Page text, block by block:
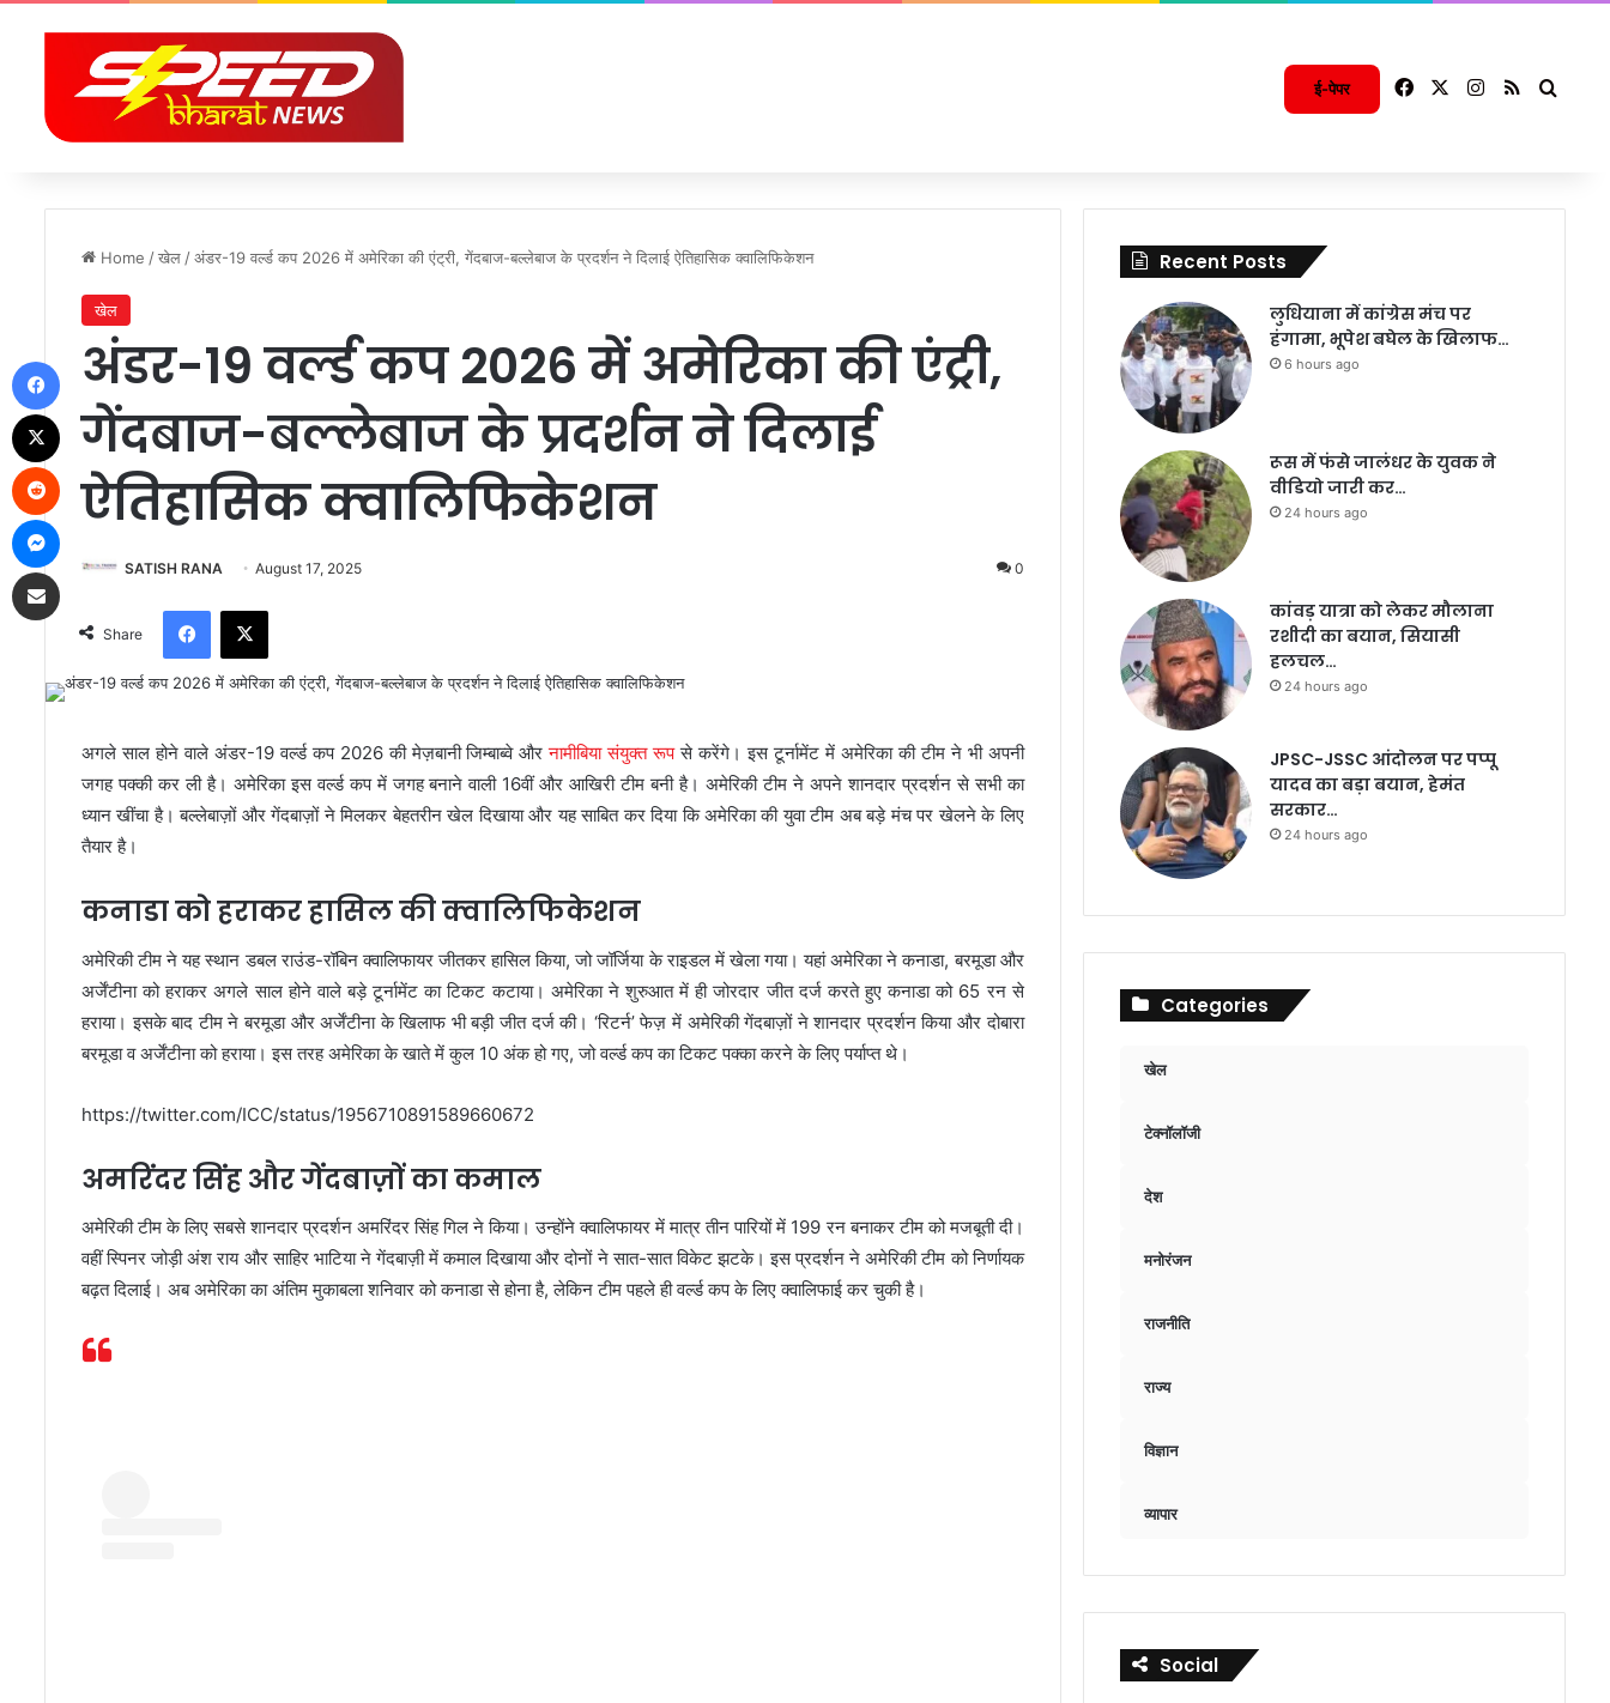
ई-पेपर FacebookInstagram
RSS
Home /खेल /अंडर-19 वर्ल्ड कप 2026 में अमेरिका की एंट्री, गेंदबाज-बल्लेबाज के प्रदर्शन ने दिलाई ऐतिहासिक क्वालिफिकेशन
खेल
अंडर-19 वर्ल्ड कप 2026 में अमेरिका की एंट्री,
गेंदबाज-बल्लेबाज के प्रदर्शन ने दिलाई
ऐतिहासिक क्वालिफिकेशन
SATISH RANA August 17, 2025 0
Share
Facebook
X
अगले साल होने वाले अंडर-19 वर्ल्ड कप 2026 की मेज़बानी जिम्बाब्वे औरनामीबिया संयुक्त रूपसे करेंगे। इस टूर्नामेंट में अमेरिका की टीम ने भी अपनी
जगह पक्की कर ली है। अमेरिका इस वर्ल्ड कप में जगह बनाने वाली 16वीं और आखिरी टीम बनी है। अमेरिकी टीम ने अपने शानदार प्रदर्शन से सभी का
ध्यान खींचा है। बल्लेबाज़ों और गेंदबाज़ों ने मिलकर बेहतरीन खेल दिखाया और यह साबित कर दिया कि अमेरिका की युवा टीम अब बड़े मंच पर खेलने के लिए
तैयार है।
कनाडा को हराकर हासिल की क्वालिफिकेशन
अमेरिकी टीम ने यह स्थान डबल राउंड-रॉबिन क्वालिफायर जीतकर हासिल किया, जो जॉर्जिया के राइडल में खेला गया। यहां अमेरिका ने कनाडा, बरमूडा और
अर्जेंटीना को हराकर अगले साल होने वाले बड़े टूर्नामेंट का टिकट कटाया। अमेरिका ने शुरुआत में ही जोरदार जीत दर्ज करते हुए कनाडा को 65 रन से
हराया। इसके बाद टीम ने बरमूडा और अर्जेंटीना के खिलाफ भी बड़ी जीत दर्ज की। ‘रिटर्न’ फेज़ में अमेरिकी गेंदबाज़ों ने शानदार प्रदर्शन किया और दोबारा
बरमूडा व अर्जेंटीना को हराया। इस तरह अमेरिका के खाते में कुल 10 अंक हो गए, जो वर्ल्ड कप का टिकट पक्का करने के लिए पर्याप्त थे।
https://twitter.com/ICC/status/1956710891589660672
अमरिंदर सिंह और गेंदबाज़ों का कमाल
अमेरिकी टीम के लिए सबसे शानदार प्रदर्शन अमरिंदर सिंह गिल ने किया। उन्होंने क्वालिफायर में मात्र तीन पारियों में 199 रन बनाकर टीम को मजबूती दी।
वहीं स्पिनर जोड़ी अंश राय और साहिर भाटिया ने गेंदबाज़ी में कमाल दिखाया और दोनों ने सात-सात विकेट झटके। इस प्रदर्शन ने अमेरिकी टीम को निर्णायक
बढ़त दिलाई। अब अमेरिका का अंतिम मुकाबला शनिवार को कनाडा से होना है, लेकिन टीम पहले ही वर्ल्ड कप के लिए क्वालिफाई कर चुकी है।
Recent Posts
लुधियाना में कांग्रेस मंच पर
हंगामा, भूपेश बघेल के खिलाफ…
6 hours ago
रूस में फंसे जालंधर के युवक ने
वीडियो जारी कर…
24 hours ago
कांवड़ यात्रा को लेकर मौलाना
रशीदी का बयान, सियासी
हलचल…
24 hours ago
JPSC-JSSC आंदोलन पर पप्पू
यादव का बड़ा बयान, हेमंत
सरकार…
24 hours ago
Categories
खेल
टेक्नॉलॉजी
देश
मनोरंजन
राजनीति
राज्य
विज्ञान
व्यापार
Social
Facebook
Messenger
Share via Email